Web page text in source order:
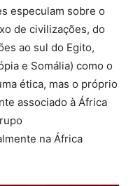
especulam sobre o
de civilizações, do
ao sul do Egito,
e Somália) como o
ética, mas o próprio
associado à África
na África